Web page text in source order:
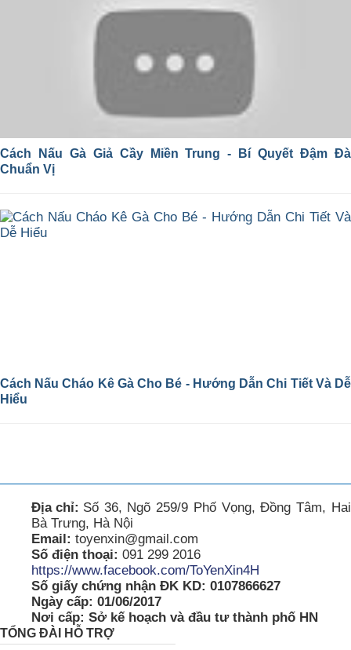
Cách Nấu Gà Giả Cầy Miền Trung - Bí Quyết Đậm Đà
Chuẩn Vị
Cách Nấu Cháo Kê Gà Cho Bé - Hướng Dẫn Chi Tiết Và Dễ
Hiểu
Địa chỉ: Số 36, Ngõ 259/9 Phố Vọng, Đồng Tâm, Hai
Bà Trưng, Hà Nội
Email: toyenxin@gmail.com
Số điện thoại: 091 299 2016
https://www.facebook.com/ToYenXin4H
Số giấy chứng nhận ĐK KD: 0107866627
Ngày cấp: 01/06/2017
Nơi cấp: Sở kế hoạch và đầu tư thành phố HN
TỔNG ĐÀI HỖ TRỢ